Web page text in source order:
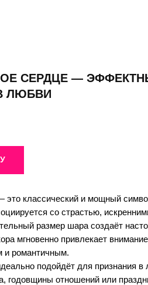
СЕРДЦЕ —
ЛЮБВИ
это классический и мощный
со страстью,
размер шара создаёт
мгновенно привлекает
и романтичным.
подойдёт для признания в
годовщины отношений или